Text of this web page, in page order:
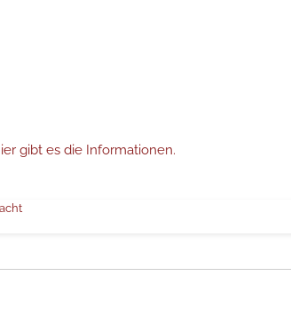
gibt es die Informationen.